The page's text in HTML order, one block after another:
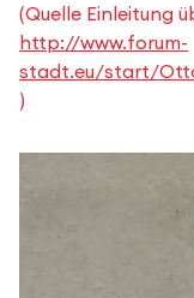
(Quelle Einleitung
http://www.forum-
stadt.eu/start/
)